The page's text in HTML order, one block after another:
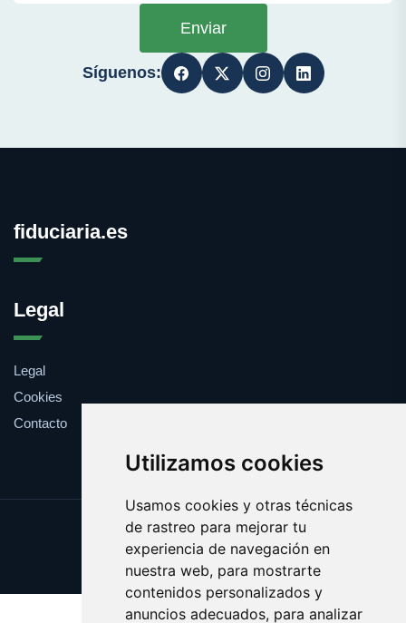
Utilizamos cookies
Usamos cookies y otras técnicas
de rastreo para mejorar tu
experiencia de navegación en
nuestra web, para mostrarte
contenidos personalizados y
anuncios adecuados, para analizar
Enviar
Síguenos:
fiduciaria.es
Legal
Legal
Cookies
Contacto
Update cookies preferences
Copyright © 2025 fiduciaria.es